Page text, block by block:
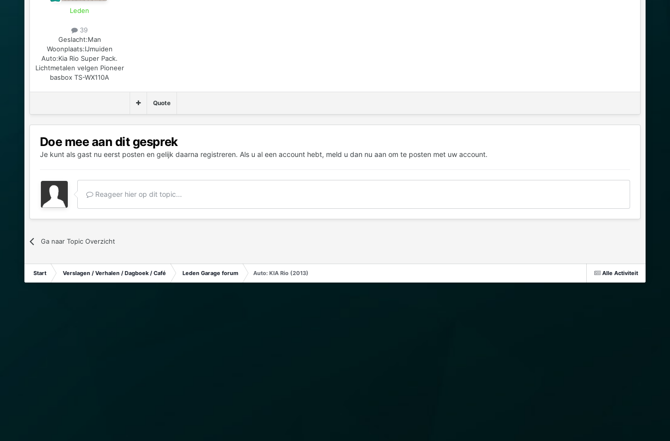
Leden
39
Geslacht:Man
Woonplaats:IJmuiden
Auto:Kia Rio Super Pack.
Lichtmetalen velgen Pioneer
basbox TS-WX110A
Quote
Doe mee aan dit gesprek
Je kunt als gast nu eerst posten en gelijk daarna registreren. Als u al een account hebt, meld u dan nu aan om te posten met uw account.
Reageer hier op dit topic...
Ga naar Topic Overzicht
Alle Activiteit
Start Verslagen / Verhalen / Dagboek / Café Leden Garage forum Auto: KIA Rio (2013)